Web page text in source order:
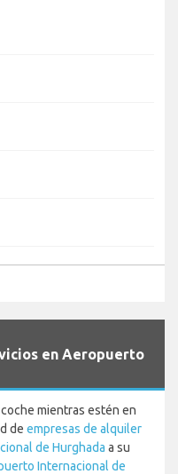
en Aeropuerto
mientras estén en
de empresas de alquiler
de Hurghada a su
Internacional de